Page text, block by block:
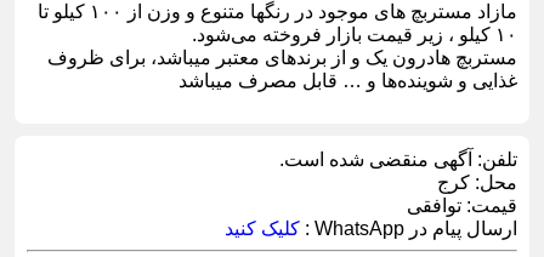
مازاد مستربچ های موجود در رنگها متنوع و وزن از ۱۰۰ کیلو تا
۱۰ کیلو ، زیر قیمت بازار فروخته می‌شود.
مستربچ هادرون یک و از برندهای معتبر میباشد، برای ظروف
غذایی و شوینده‌ها و … قابل مصرف میباشد
تلفن: آگهی منقضی شده است.
محل: کرج
قیمت: توافقی
ارسال پیام در WhatsApp :
کلیک کنید